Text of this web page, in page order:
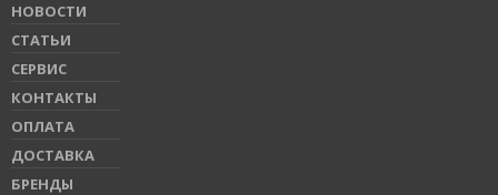
НОВОСТИ
СТАТЬИ
СЕРВИС
КОНТАКТЫ
ОПЛАТА
ДОСТАВКА
БРЕНДЫ